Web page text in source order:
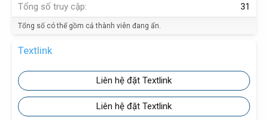
Tổng số truy cập
31
Tổng số có thể gồm cả thành viên đang ẩn.
Textlink
Liên hệ đặt Textlink
Liên hệ đặt Textlink